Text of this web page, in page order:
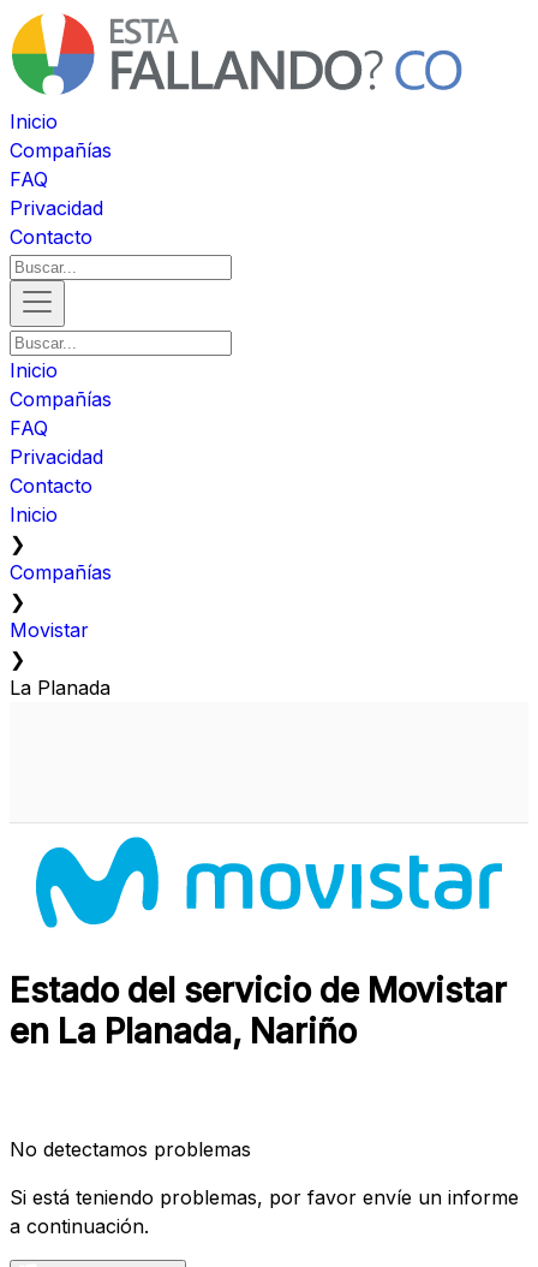
Inicio
Compañías
FAQ
Privacidad
Contacto
Inicio
Compañías
FAQ
Privacidad
Contacto
Inicio
❯
Compañías
❯
Movistar
❯
La Planada
Estado del servicio de Movistar
en La Planada, Nariño
No detectamos problemas
Si está teniendo problemas, por favor envíe un informe
a continuación.